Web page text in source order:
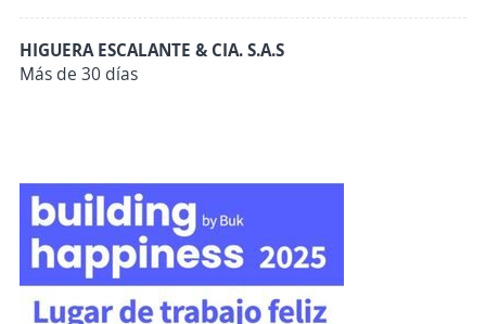
HIGUERA ESCALANTE & CIA. S.A.S
Más de 30 días